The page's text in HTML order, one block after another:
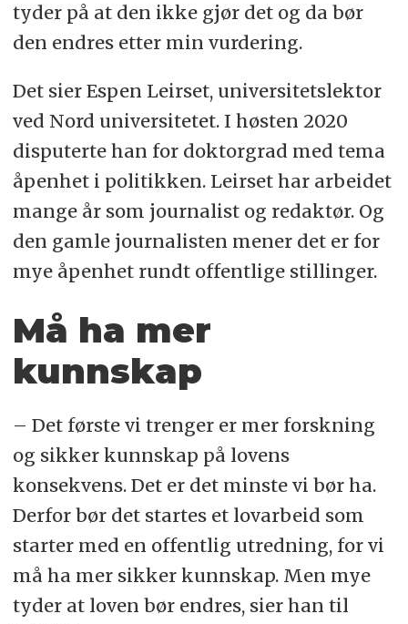
tyder på at den ikke gjør det og da bør
den endres etter min vurdering.
Det sier Espen Leirset, universitetslektor
ved Nord universitetet. I høsten 2020
disputerte han for doktorgrad med tema
åpenhet i politikken. Leirset har arbeidet
mange år som journalist og redaktør. Og
den gamle journalisten mener det er for
mye åpenhet rundt offentlige stillinger.
Må ha mer
kunnskap
– Det første vi trenger er mer forskning
og sikker kunnskap på lovens
konsekvens. Det er det minste vi bør ha.
Derfor bør det startes et lovarbeid som
starter med en offentlig utredning, for vi
må ha mer sikker kunnskap. Men mye
tyder at loven bør endres, sier han til